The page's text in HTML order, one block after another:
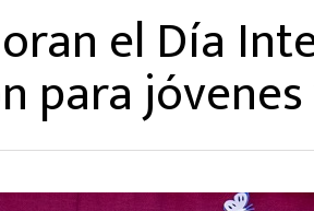
el Día
para